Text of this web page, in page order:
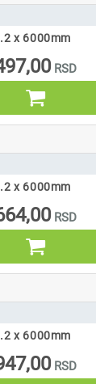
x 6000mm

x 6000mm

x 6000mm